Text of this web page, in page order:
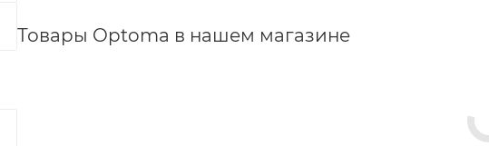
Товары Optoma в нашем магазине